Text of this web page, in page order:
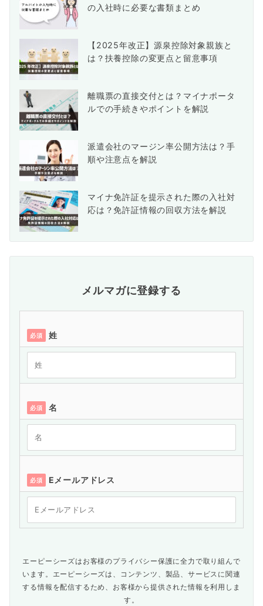
の入社時に必要な書類まとめ
【2025年改正】源泉控除対象親族と
は？扶養控除の変更点と留意事項
離職票の直接交付とは？マイナポータ
ルでの手続きやポイントを解説
派遣会社のマージン率公開方法は？手
順や注意点を解説
マイナ免許証を提示された際の入社対
応は？免許証情報の回収方法を解説
メルマガに登録する
必須 姓
必須 名
必須 Eメールアドレス
エーピーシーズはお客様のプライバシー保護に全力で取り組んで
います。エーピーシーズは、コンテンツ、製品、サービスに関連
する情報を配信するため、お客様から提供された情報を利用しま
す。